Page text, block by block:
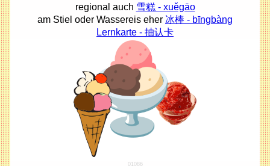
regional auch 雪糕 - xuěgāo
am Stiel oder Wassereis eher 冰棒 - bīngbàng
Lernkarte - 抽认卡
01086